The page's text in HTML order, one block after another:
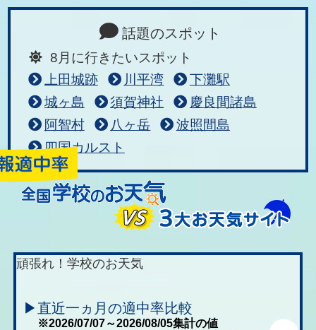
話題のスポット
8月に行きたいスポット
上田城跡
川平湾
下灘駅
城ヶ島
須賀神社
慶良間諸島
阿智村
八ヶ岳
波照間島
四国カルスト
頑張れ！学校のお天気
▶直近一ヵ月の適中率比較
※2026/07/07～2026/08/05集計の値